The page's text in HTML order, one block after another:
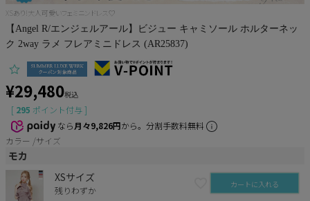
XSあり!大人可愛いフェミニンドレス♡
【Angel R/エンジェルアール】ビジュー キャミソール ホルターネッ
ク 2way ラメ フレアミニドレス (AR25837)
¥29,480税込
[ 295 ポイント付与 ]
なら月々9,826円から。分割手数料無料
カラー
サイズ
モカ
XSサイズ
残りわずか カートに入れる